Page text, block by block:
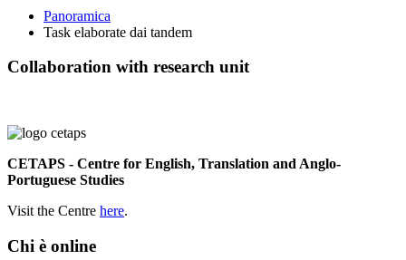
Panoramica
Task elaborate dai tandem
Collaboration with research unit
CETAPS - Centre for English, Translation and Anglo-
Portuguese Studies
Visit the Centre here.
Chi è online